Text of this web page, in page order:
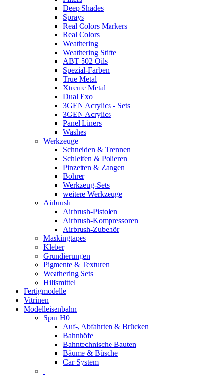
Deep Shades
Sprays
Real Colors Markers
Real Colors
Weathering
Weathering Stifte
ABT 502 Oils
Spezial-Farben
True Metal
Xtreme Metal
Dual Exo
3GEN Acrylics - Sets
3GEN Acrylics
Panel Liners
Washes
Werkzeuge
Schneiden & Trennen
Schleifen & Polieren
Pinzetten & Zangen
Bohrer
Werkzeug-Sets
weitere Werkzeuge
Airbrush
Airbrush-Pistolen
Airbrush-Kompressoren
Airbrush-Zubehör
Maskingtapes
Kleber
Grundierungen
Pigmente & Texturen
Weathering Sets
Hilfsmittel
Fertigmodelle
Vitrinen
Modelleisenbahn
Spur H0
Auf-, Abfahrten & Brücken
Bahnhöfe
Bahntechnische Bauten
Bäume & Büsche
Car System